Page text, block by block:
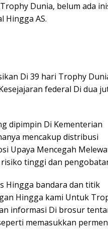
Dunia, belum ada
Hingga AS.
Di 39 hari Trophy
federal Di dua
dipimpin Di Kementerian
mencakup distribusi
Upaya Mencegah
tinggi dan
Hingga bandara dan titik
Hingga kami Untuk
informasi Di brosur
memasukkan permen